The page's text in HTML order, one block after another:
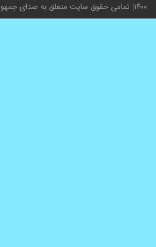
۱۴۰۰ تمامی حقوق سایت متعلق به صدای